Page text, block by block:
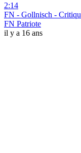
2:14
FN - Gollnisch -
FN Patriote
il y a 16 ans